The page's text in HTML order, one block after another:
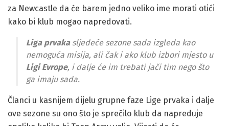
za Newcastle da će barem jedno veliko ime morati otići
kako bi klub mogao napredovati.
Liga prvakasljedeće sezone sada izgleda kao
nemoguća misija, ali čak i ako klub izbori mjesto u
Ligi Evrope, i dalje će im trebati jači tim nego što
ga imaju sada.
Članci u kasnijem dijelu grupne faze Lige prvaka i dalje
ove sezone su ono što je sprečilo klub da napreduje